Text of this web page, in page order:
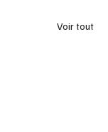
Voir tout